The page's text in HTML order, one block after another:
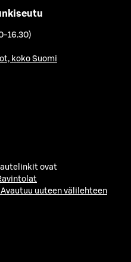
16.30)
koko Suomi
ovat
Avautuu uuteen välilehteen